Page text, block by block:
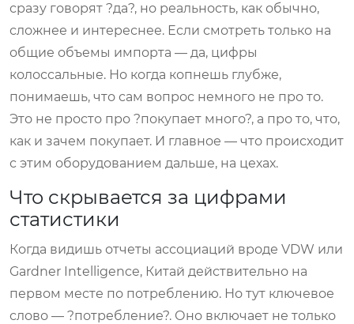
сразу говорят ?да?, но реальность, как обычно,
сложнее и интереснее. Если смотреть только на
общие объемы импорта — да, цифры
колоссальные. Но когда копнешь глубже,
понимаешь, что сам вопрос немного не про то.
Это не просто про ?покупает много?, а про то, что,
как и зачем покупает. И главное — что происходит
с этим оборудованием дальше, на цехах.
Что скрывается за цифрами
статистики
Когда видишь отчеты ассоциаций вроде VDW или
Gardner Intelligence, Китай действительно на
первом месте по потреблению. Но тут ключевое
слово — ?потребление?. Оно включает не только